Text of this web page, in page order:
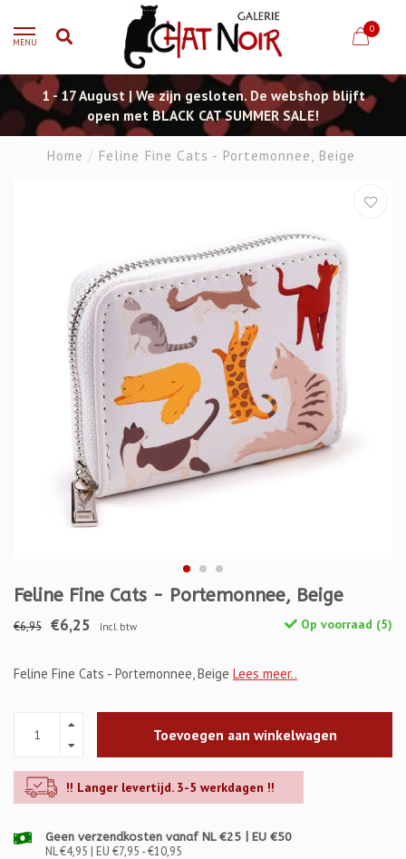
MENU
0
1 - 17 August | We zijn gesloten. De webshop blijft
open met BLACK CAT SUMMER SALE!
Home / Feline Fine Cats - Portemonnee, Beige
Feline Fine Cats - Portemonnee, Beige
€6,95 €6,25 Incl. btw Op voorraad (5)
Feline Fine Cats - Portemonnee, Beige Lees meer..
Toevoegen aan winkelwagen
!! Langer levertijd. 3-5 werkdagen !!
Geen verzendkosten vanaf NL €25 | EU €50
NL €4,95 | EU €7,95 - €10,95